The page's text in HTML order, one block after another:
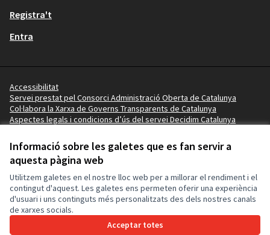
Informació sobre les galetes que es fan servir a
aquesta pàgina web
Utilitzem galetes en el nostre lloc web per a millorar el rendiment i el
contingut d'aquest. Les galetes ens permeten oferir una experiència
d'usuari i uns continguts més personalitzats des dels nostres canals
de xarxes socials.
Acceptar totes
Registra't
Entra
Accessibilitat
Servei prestat pel Consorci Administració Oberta de Catalunya
Col·labora la Xarxa de Governs Transparents de Catalunya
Aspectes legals i condicions d’ús del servei Decidim Catalunya
Termes i condicions
Configuració de les galetes
Ajuntament de les Borges Blanques a X
(Enllaç extern)
Ajuntament de les Borges Blanques a Facebook
(Enllaç extern)
Ajuntament de les Borges Blanques a Instagram
(Enllaç extern)
Ajuntament de les Borges Blanques a YouTube
(Enllaç extern)
Ajuntament de les Borges Blanques a GitHub
(Enllaç extern)
Web creada amb
Amb
(Enllaç